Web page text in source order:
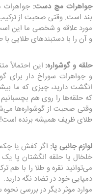
جواهرات مچ دست:
بند است. وقتی صحبت از ترکیب
مورد علاقه و شخصی ما این
و آن را با دستبندهای طلایی
حلقه و گوشواره: این احتمالاً
و جواهرات سوراخ دار برای
انگشت دارید، چیزی که ما
که حلقه‌ها را روی هم
وقتی صحبت از گوشواره‌ها
طلای ظریف همیشه برنده است!
لوازم جانبی پا: اگر کفش یا
خلخال یا حلقه انگشتان پا
می‌توانید نقره و طلا را با هم
دمپایی خود در تضاد نگه دارید.
موارد موثر دیگر در بررسی